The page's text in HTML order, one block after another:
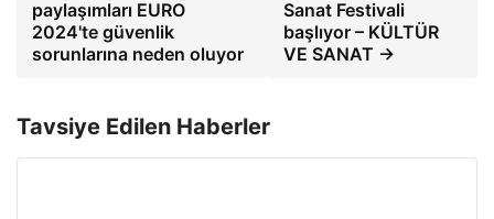
paylaşımları EURO
2024'te güvenlik
sorunlarına neden oluyor
Sanat Festivali
başlıyor – KÜLTÜR
VE SANAT →
Tavsiye Edilen Haberler